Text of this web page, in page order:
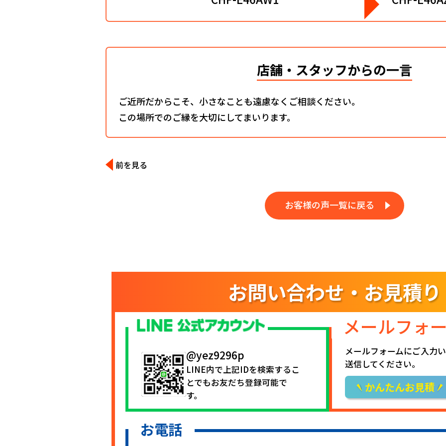
店舗・スタッフからの一言
ご近所だからこそ、小さなことも遠慮なくご相談ください。
この場所でのご縁を大切にしてまいります。
前を見る
お客様の声一覧に戻る
お問い合わせ・お見積り
@yez9296p
LINE内で上記IDを検索するこ
とでもお友だち登録可能で
す。
メールフォ
メールフォームにご入力
送信してください。
かんたんお見積
お電話